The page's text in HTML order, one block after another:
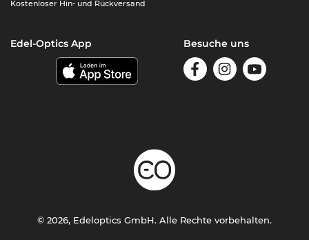
Kostenloser Hin- und Rückversand
Edel-Optics App Besuche uns
© 2026, Edeloptics GmbH. Alle Rechte vorbehalten.